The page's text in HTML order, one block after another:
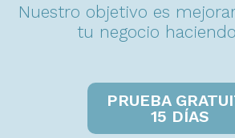
Nuestro objetivo es
tu negocio haciendolo
PRUEBA
15 DÍAS